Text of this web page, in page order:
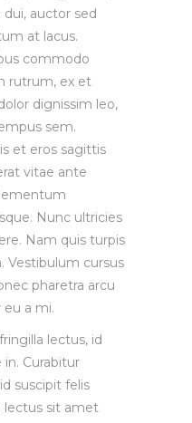
auctor sed
at lacus.
commodo
rutrum, ex et
dignissim leo,
sem.
et eros sagittis
vitae ante
Nunc ultricies
Nam quis turpis
Vestibulum cursus
pharetra arcu
a mi.
lectus, id
Curabitur
suscipit felis
lectus sit amet